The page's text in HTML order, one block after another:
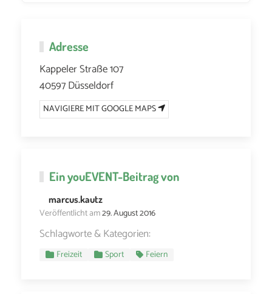
Adresse
Kappeler Straße 107
40597 Düsseldorf
NAVIGIERE MIT GOOGLE MAPS
EinyouEVENT-Beitrag von
marcus.kautz
Veröffentlicht am29. August 2016
Schlagworte & Kategorien:
Freizeit Sport Feiern